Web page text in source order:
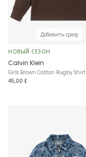
Добавить сразу
НОВЫЙ СЕЗОН
Calvin Klein
Girls Brown Cotton Rugby Shirt
45,00 £